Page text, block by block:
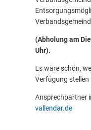
(Abholung am
Uhr).
Es wäre schön,
Verfügung stellen
Ansprechpartner
vallendar.de